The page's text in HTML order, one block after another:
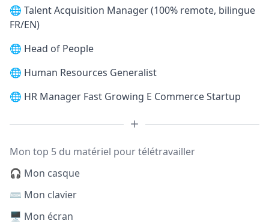
🌐 Talent Acquisition Manager (100% remote, bilingue
FR/EN)
🌐 Head of People
🌐 Human Resources Generalist
🌐 HR Manager Fast Growing E Commerce Startup
Mon top 5 du matériel pour télétravailler
🎧 Mon casque
⌨️ Mon clavier
🖥️ Mon écran